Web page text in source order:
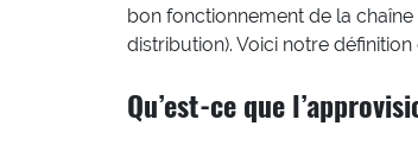
bon fonctionnement de la chaîne
distribution). Voici notre
Qu’est-ce que